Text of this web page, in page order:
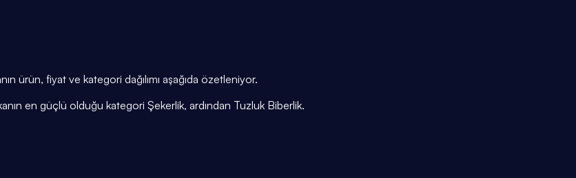
ürün, fiyat ve kategori dağılımı aşağıda özetleniyor.
en güçlü olduğu kategori Şekerlik, ardından Tuzluk Biberlik.